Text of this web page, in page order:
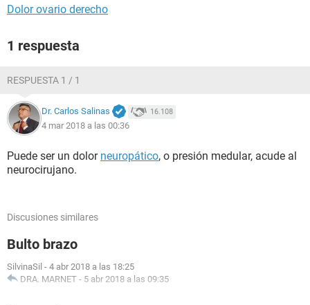
Dolor ovario derecho
1 respuesta
RESPUESTA 1 / 1
Dr. Carlos Salinas 16.108
4 mar 2018 a las 00:36
Puede ser un dolor neuropático, o presión medular, acude al
neurocirujano.
Discusiones similares
Bulto brazo
SilvinaSil - 4 abr 2018 a las 18:25
DRA. MARNET - 5 abr 2018 a las 09:35